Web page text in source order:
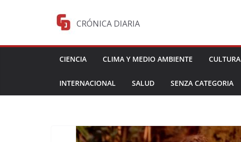
CRÓNICA DIARIA
CIENCIA CLIMA Y MEDIO AMBIENTE CULTURA
INTERNACIONAL SALUD SENZA CATEGORIA